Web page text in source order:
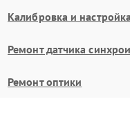
Калибровка и настройка
Ремонт датчика
Ремонт оптики